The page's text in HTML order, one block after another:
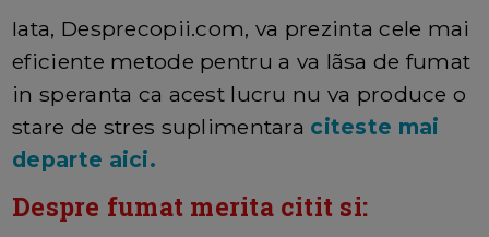
Iata, Desprecopii.com, va prezinta cele mai
eficiente metode pentru a va lãsa de fumat
in speranta ca acest lucru nu va produce o
stare de stres suplimentara citeste mai
departe aici.
Despre fumat merita citit si: